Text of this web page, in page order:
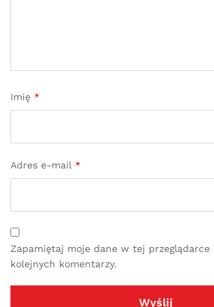
Imię *
Adres e-mail *
Zapamiętaj moje dane w tej przeglądarce
kolejnych komentarzy.